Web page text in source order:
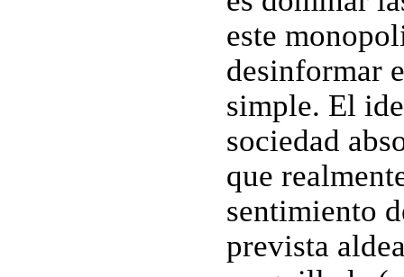
este
desinformar
simple. El
sociedad
que
sentimiento
prevista